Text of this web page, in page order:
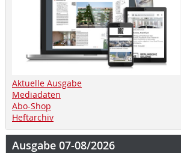
Aktuelle Ausgabe
Mediadaten
Abo-Shop
Heftarchiv
Ausgabe 07-08/2026